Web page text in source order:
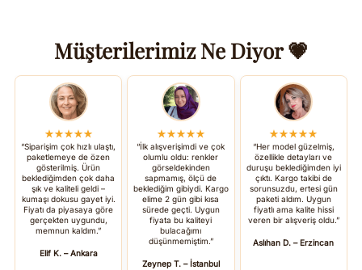
Müşterilerimiz Ne Diyor 💗
★★★★★
“Siparişim çok hızlı ulaştı,
paketlemeye de özen
gösterilmiş. Ürün
beklediğimden çok daha
şık ve kaliteli geldi –
kumaşı dokusu gayet iyi.
Fiyatı da piyasaya göre
gerçekten uygundu,
memnun kaldım.”
Elif K. – Ankara
★★★★★
“İlk alışverişimdi ve çok
olumlu oldu: renkler
görseldekinden
sapmamış, ölçü de
beklediğim gibiydi. Kargo
elime 2 gün gibi kısa
sürede geçti. Uygun
fiyata bu kaliteyi
bulacağımı
düşünmemiştim.”
Zeynep T. – İstanbul
★★★★★
“Her model güzelmiş,
özellikle detayları ve
duruşu beklediğimden iyi
çıktı. Kargo takibi de
sorunsuzdu, ertesi gün
paketi aldım. Uygun
fiyatlı ama kalite hissi
veren bir alışveriş oldu.”
Aslıhan D. – Erzincan